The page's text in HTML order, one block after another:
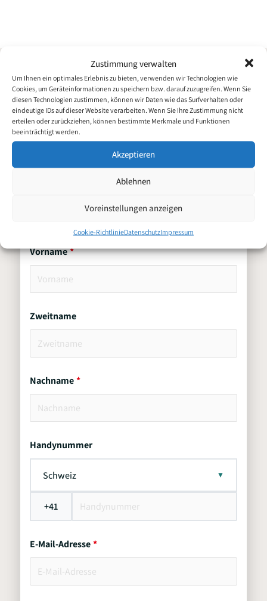
Zustimmung verwalten
Um Ihnen ein optimales Erlebnis zu bieten, verwenden wir Technologien wie
Cookies, um Geräteinformationen zu speichern bzw. darauf zuzugreifen. Wenn Sie
diesen Technologien zustimmen, können wir Daten wie das Surfverhalten oder
eindeutige IDs auf dieser Website verarbeiten. Wenn Sie Ihre Zustimmung nicht
erteilen oder zurückziehen, können bestimmte Merkmale und Funktionen
beeinträchtigt werden.
Akzeptieren
Ablehnen
Voreinstellungen anzeigen
Cookie-RichtlinieDatenschutzImpressum
Senior IT System
Engineer (m/w/d)
Persönliche Daten
Vorname
Zweitname
Nachname
Handynummer
Schweiz
+41
E-Mail-Adresse